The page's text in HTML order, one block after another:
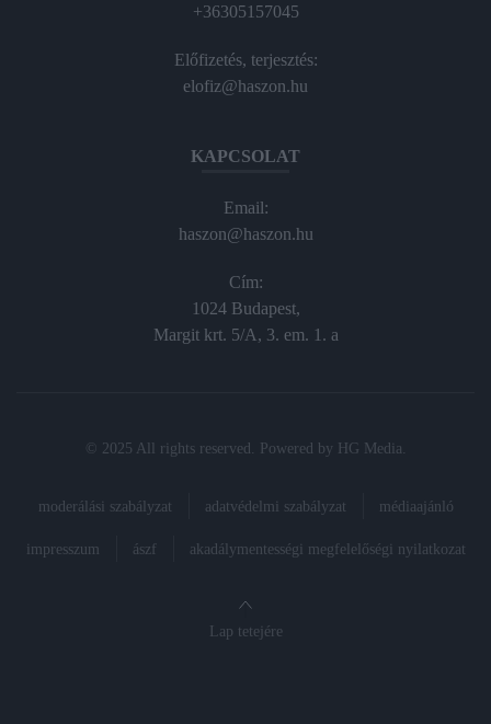
+36305157045
Előfizetés, terjesztés:
elofiz@haszon.hu
KAPCSOLAT
Email:
haszon@haszon.hu
Cím:
1024 Budapest,
Margit krt. 5/A, 3. em. 1. a
© 2025 All rights reserved. Powered by HG Media
moderálási szabályzat adatvédelmi szabályzat médiaajánló
impresszum ászf akadálymentességi megfelelőségi nyilatkozat
Lap tetejére